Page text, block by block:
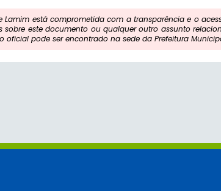
Lamim está comprometida com a transparência e o
sobre este documento ou qualquer outro assunto
pode ser encontrado na sede da Prefeitura